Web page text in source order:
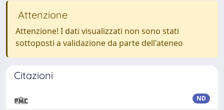
Attenzione
Attenzione! I dati visualizzati non sono stati
sottoposti a validazione da parte dell'ateneo
Citazioni
ND